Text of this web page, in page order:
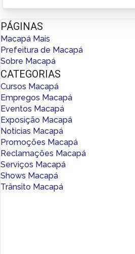
PÁGINAS
Macapá Mais
Prefeitura de Macapá
Sobre Macapá
CATEGORIAS
Cursos Macapá
Empregos Macapá
Eventos Macapá
Exposição Macapá
Notícias Macapá
Promoções Macapá
Reclamações Macapá
Serviços Macapá
Shows Macapá
Trânsito Macapá